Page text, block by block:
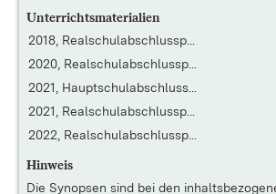
Unterrichtsmaterialien
2018, Realschulabschlussp...
2020, Realschulabschlussp...
2021, Hauptschulabschluss...
2021, Realschulabschlussp...
2022, Realschulabschlussp...
Hinweis
Die Synopsen sind bei den